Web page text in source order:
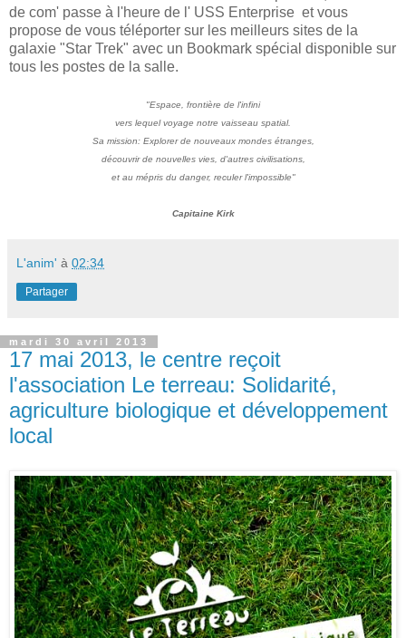
de com' passe à l'heure de l' USS Enterprise et vous
propose de vous téléporter sur les meilleurs sites de la
galaxie "Star Trek" avec un Bookmark spécial disponible sur
tous les postes de la salle.
"Espace, frontière de l'infini
vers lequel voyage notre vaisseau spatial.
Sa mission: Explorer de nouveaux mondes étranges,
découvrir de nouvelles vies, d'autres civilisations,
et au mépris du danger, reculer l'impossible"
Capitaine Kirk
L'anim' à 02:34
Partager
mardi 30 avril 2013
17 mai 2013, le centre reçoit
l'association Le terreau: Solidarité,
agriculture biologique et développement
local